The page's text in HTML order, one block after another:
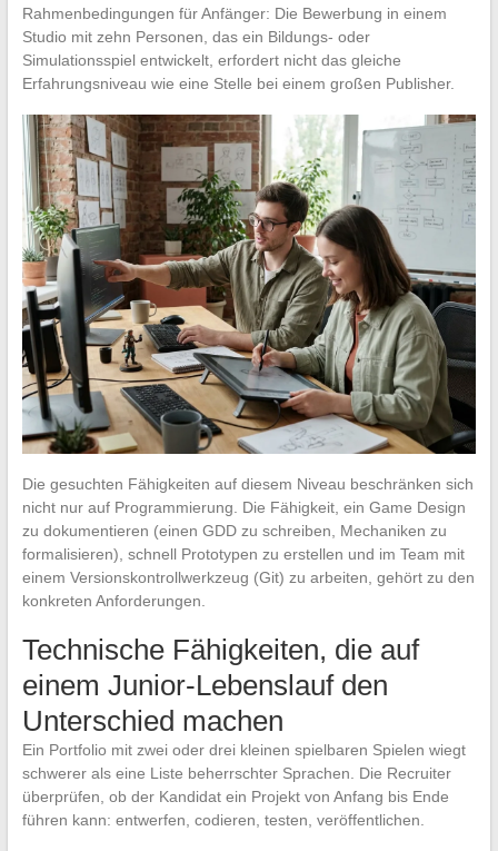
Rahmenbedingungen für Anfänger: Die Bewerbung in einem
Studio mit zehn Personen, das ein Bildungs- oder
Simulationsspiel entwickelt, erfordert nicht das gleiche
Erfahrungsniveau wie eine Stelle bei einem großen Publisher.
Die gesuchten Fähigkeiten auf diesem Niveau beschränken sich
nicht nur auf Programmierung. Die Fähigkeit, ein Game Design
zu dokumentieren (einen GDD zu schreiben, Mechaniken zu
formalisieren), schnell Prototypen zu erstellen und im Team mit
einem Versionskontrollwerkzeug (Git) zu arbeiten, gehört zu den
konkreten Anforderungen.
Technische Fähigkeiten, die auf
einem Junior-Lebenslauf den
Unterschied machen
Ein Portfolio mit zwei oder drei kleinen spielbaren Spielen wiegt
schwerer als eine Liste beherrschter Sprachen. Die Recruiter
überprüfen, ob der Kandidat ein Projekt von Anfang bis Ende
führen kann: entwerfen, codieren, testen, veröffentlichen.